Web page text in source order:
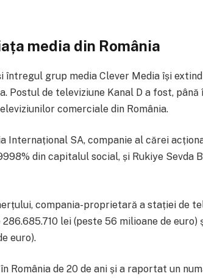
media din România
întregul grup media Clever Media își
Postul de televiziune Kanal D a fost, până
comerciale din România.
Internațional SA, companie al cărei
din capitalul social, și Rukiye Sevda
compania-proprietară a stației de
lei (peste 56 milioane de euro)
euro).
România de 20 de ani și a raportat un